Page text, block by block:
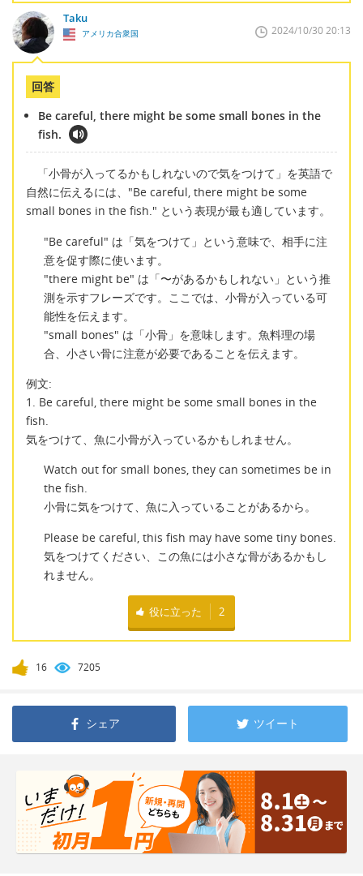
Taku
アメリカ合衆国 2024/10/30 20:13
回答
Be careful, there might be some small bones in the
fish.
「小骨が入ってるかもしれないので気をつけて」を英語で
自然に伝えるには、"Be careful, there might be some
small bones in the fish." という表現が最も適しています。
"Be careful" は「気をつけて」という意味で、相手に注
意を促す際に使います。
"there might be" は「〜があるかもしれない」という推
測を示すフレーズです。ここでは、小骨が入っている可
能性を伝えます。
"small bones" は「小骨」を意味します。魚料理の場
合、小さい骨に注意が必要であることを伝えます。
例文:
1. Be careful, there might be some small bones in the
fish.
気をつけて、魚に小骨が入っているかもしれません。
Watch out for small bones, they can sometimes be in
the fish.
小骨に気をつけて、魚に入っていることがあるから。
Please be careful, this fish may have some tiny bones.
気をつけてください、この魚には小さな骨があるかもし
れません。
役に立った 2
16 7205
シェア ツイート